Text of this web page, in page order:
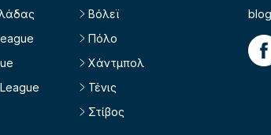
Βόλεϊ
Πόλο
Χάντμπολ
Τένις
Στίβος